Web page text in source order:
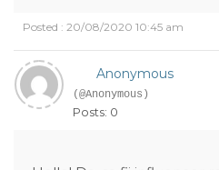
Posted : 20/08/2020 10:45 am
Anonymous
(@Anonymous)
Posts: 0